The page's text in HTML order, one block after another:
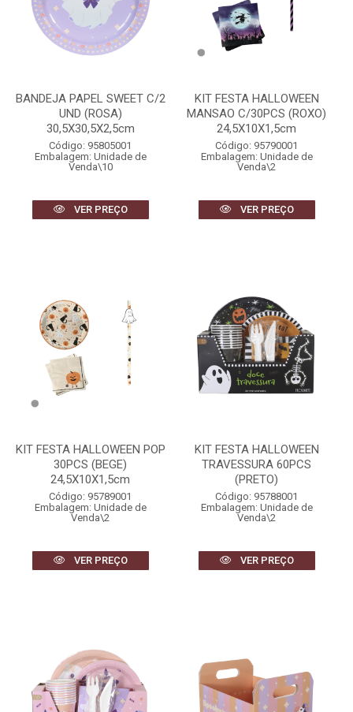
BANDEJA PAPEL SWEET C/2
UND (ROSA)
30,5X30,5X2,5cm
Código: 95805001
Embalagem: Unidade de
Venda\10
VER PREÇO
KIT FESTA HALLOWEEN
MANSAO C/30PCS (ROXO)
24,5X10X1,5cm
Código: 95790001
Embalagem: Unidade de
Venda\2
VER PREÇO
KIT FESTA HALLOWEEN POP
30PCS (BEGE)
24,5X10X1,5cm
Código: 95789001
Embalagem: Unidade de
Venda\2
VER PREÇO
KIT FESTA HALLOWEEN
TRAVESSURA 60PCS
(PRETO)
Código: 95788001
Embalagem: Unidade de
Venda\2
VER PREÇO